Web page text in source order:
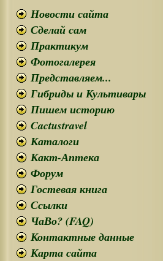
Новости сайта
Сделай сам
Практикум
Фотогалерея
Представляем...
Гибриды и Культивары
Пишем историю
Cactustravel
Каталоги
Какт-Аптека
Форум
Гостевая книга
Ссылки
ЧаВо? (FAQ)
Контактные данные
Карта сайта